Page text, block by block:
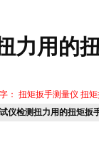
力用的
： 扭矩扳手测量仪 扭
仪检测扭力用的扭矩扳